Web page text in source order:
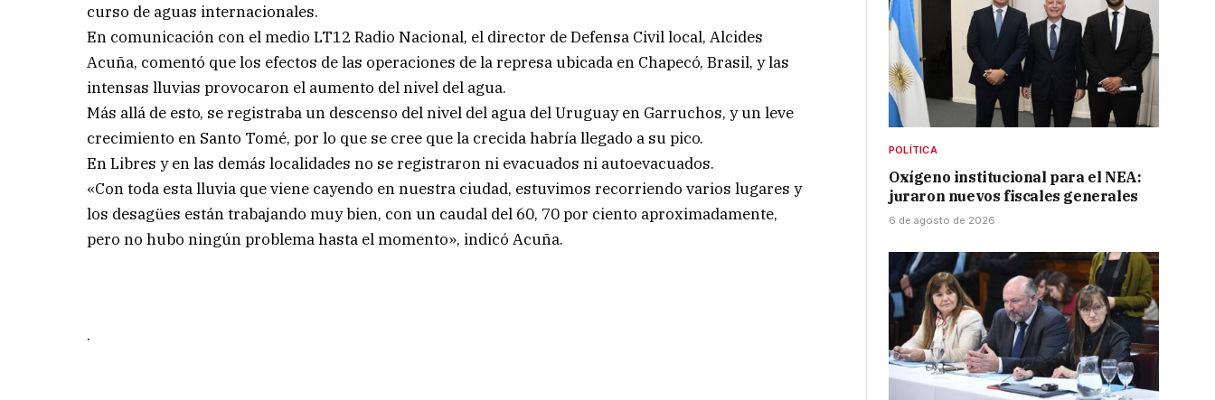
curso de aguas internacionales.
En comunicación con el medio LT12 Radio Nacional, el director de Defensa Civil local, Alcides
Acuña, comentó que los efectos de las operaciones de la represa ubicada en Chapecó, Brasil, y las
intensas lluvias provocaron el aumento del nivel del agua.
Más allá de esto, se registraba un descenso del nivel del agua del Uruguay en Garruchos, y un leve
crecimiento en Santo Tomé, por lo que se cree que la crecida habría llegado a su pico.
En Libres y en las demás localidades no se registraron ni evacuados ni autoevacuados.
«Con toda esta lluvia que viene cayendo en nuestra ciudad, estuvimos recorriendo varios lugares y
los desagües están trabajando muy bien, con un caudal del 60, 70 por ciento aproximadamente,
pero no hubo ningún problema hasta el momento», indicó Acuña.
.
POLÍTICA
Oxígeno institucional para el NEA:
juraron nuevos fiscales generales
6 de agosto de 2026